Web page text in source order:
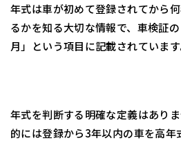
年式は車が初めて登録されてから
るかを知る大切な情報で、車検証
月」という項目に記載されています
年式を判断する明確な定義はあり
的には登録から3年以内の車を高年